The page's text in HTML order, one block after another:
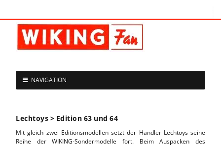
NAVIGATION
Lechtoys > Edition 63 und 64
Mit gleich zwei Editionsmodellen setzt der Händler Lechtoys seine
Reihe der WIKING-Sondermodelle fort. Beim Auspacken des